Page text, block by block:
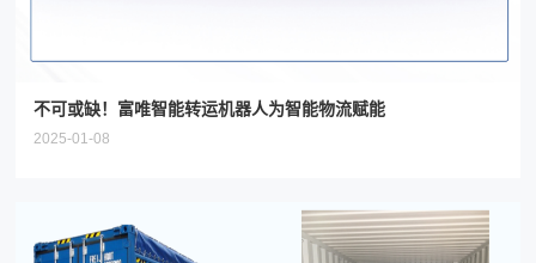
不可或缺！富唯智能转运机器人为智能物流赋能
2025-01-08